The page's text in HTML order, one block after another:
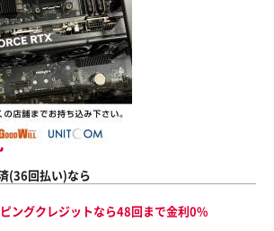
(36回払い)なら
ングクレジットなら48回まで金利0%